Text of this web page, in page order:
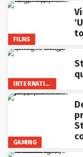
FILMS
INTERNATIONAL
GAMING